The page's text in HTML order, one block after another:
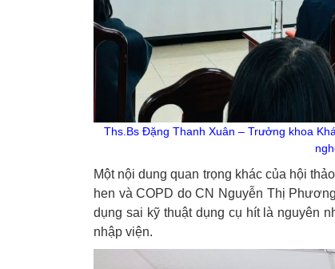
Ths.Bs Đặng Thanh Xuân – Trưởng khoa
Một nội dung quan trọng khác của hội
hen và COPD do CN Nguyễn Thị
dụng sai kỹ thuật dụng cụ hít là nguyên
nhập viện.